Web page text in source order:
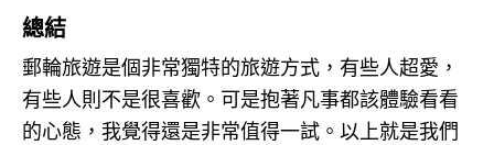
總結
郵輪旅遊是個非常獨特的旅遊方式，有些人超愛，
有些人則不是很喜歡。 可是抱著凡事都該體驗看看
的心態，我覺得還是非常值得一試。 以上就是我們